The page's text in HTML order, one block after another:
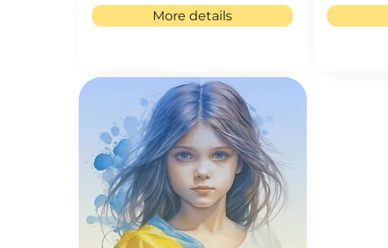
More details